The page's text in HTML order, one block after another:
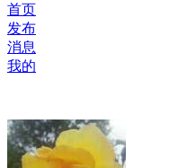
首页
发布
消息
我的